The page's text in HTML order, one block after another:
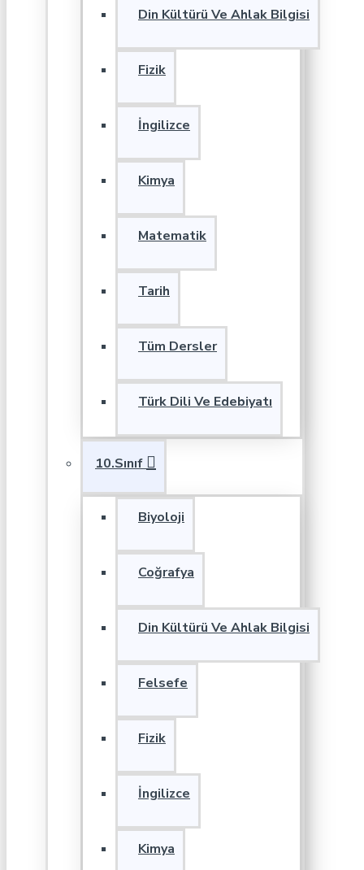
Din Kültürü Ve Ahlak Bilgisi
Fizik
İngilizce
Kimya
Matematik
Tarih
Tüm Dersler
Türk Dili Ve Edebiyatı
10.Sınıf
Biyoloji
Coğrafya
Din Kültürü Ve Ahlak Bilgisi
Felsefe
Fizik
İngilizce
Kimya